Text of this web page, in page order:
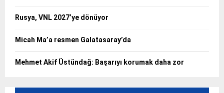
Rusya, VNL 2027’ye dönüyor
Micah Ma’a resmen Galatasaray’da
Mehmet Akif Üstündağ: Başarıyı korumak daha zor